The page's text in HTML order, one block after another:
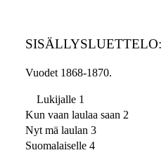
SISÄLLYSLUETTELO:
Vuodet 1868-1870.
Lukijalle 1
Kun vaan laulaa saan 2
Nyt mä laulan 3
Suomalaiselle 4